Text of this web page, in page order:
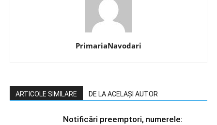
PrimariaNavodari
ARTICOLE SIMILARE DE LA ACELAȘI AUTOR
Notificări preemptori, numerele: